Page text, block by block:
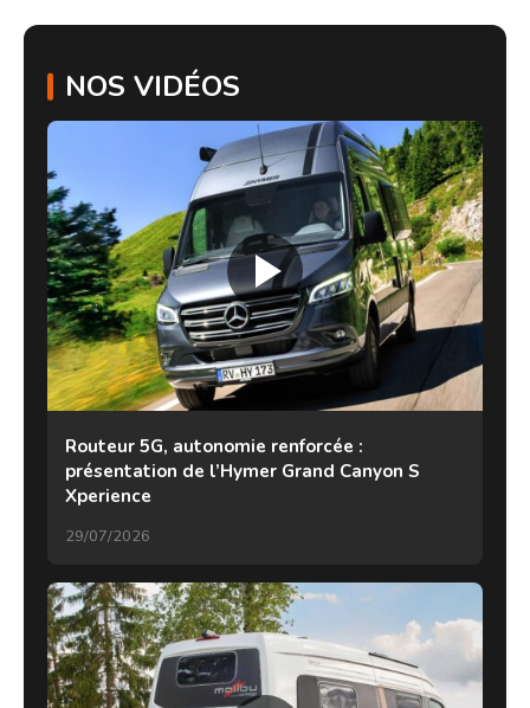
NOS VIDÉOS
Routeur 5G, autonomie renforcée :
présentation de l’Hymer Grand Canyon S
Xperience
29/07/2026